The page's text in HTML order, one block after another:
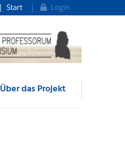
Start Login
Über das Projekt